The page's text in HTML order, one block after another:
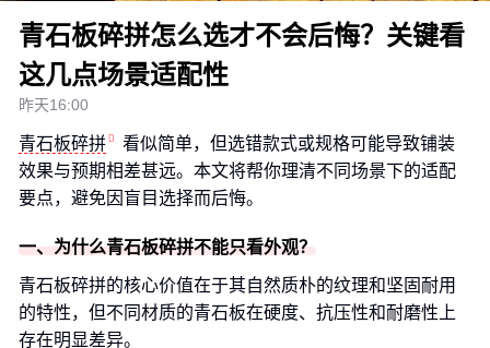
青石板碎拼怎么选才不会后悔？关键看
这几点场景适配性
昨天16:00
青石板碎拼
看似简单，但选错款式或规格可能导致铺装
效果与预期相差甚远。本文将帮你理清不同场景下的适配
要点，避免因盲目选择而后悔。
一、为什么青石板碎拼不能只看外观？
青石板碎拼的核心价值在于其自然质朴的纹理和坚固耐用
的特性，但不同材质的青石板在硬度、抗压性和耐磨性上
存在明显差异。